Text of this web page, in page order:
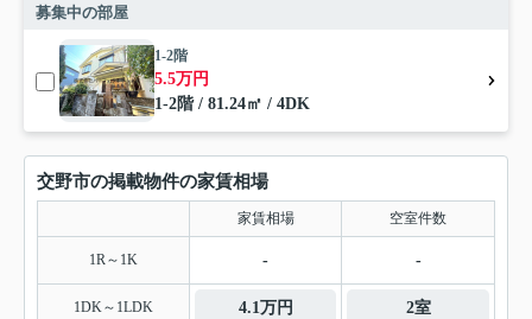
募集中の部屋
1-2階
5.5万円
1-2階 / 81.24㎡ / 4DK
交野市の掲載物件の家賃相場
家賃相場 空室件数
1R～1K - -
1DK～1LDK 4.1万円 2室